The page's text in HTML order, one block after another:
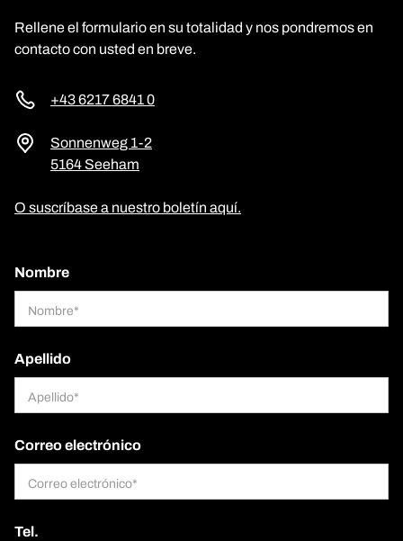
Rellene el formulario en su totalidad y nos pondremos en
contacto con usted en breve.
+43 6217 6841 0
Sonnenweg 1-2
5164 Seeham
O suscríbase a nuestro boletín aquí.
Nombre
Apellido
Correo electrónico
Tel.